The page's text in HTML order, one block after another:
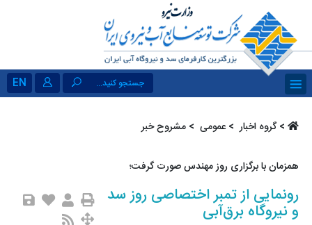
EN جستجو کنید...
>گروه اخبار ‏ >عمومی ‏ > مشروح خبر
همزمان با برگزاری روز مهندس صورت گرفت؛
رونمایی از تمبر اختصاصی روز سد
و نیروگاه برق‌آبی